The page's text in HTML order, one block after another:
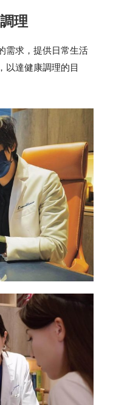
理
需求，提供日常生活
以達健康調理的目